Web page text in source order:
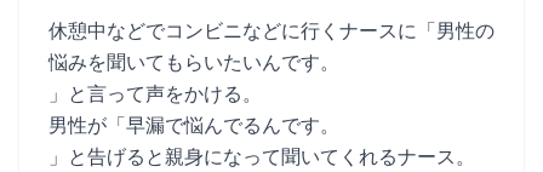
休憩中などでコンビニなどに行くナースに「男性の
悩みを聞いてもらいたいんです。
」と言って声をかける。
男性が「早漏で悩んでるんです。
」と告げると親身になって聞いてくれるナース。